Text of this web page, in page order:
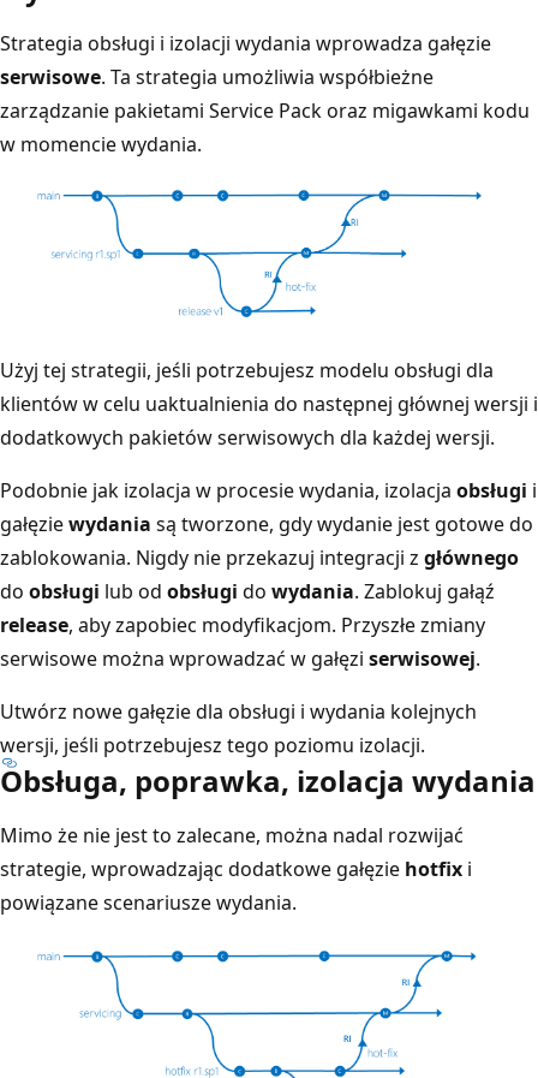
Strategia obsługi i izolacji wydania wprowadza gałęzie
serwisowe. Ta strategia umożliwia współbieżne
zarządzanie pakietami Service Pack oraz migawkami kodu
w momencie wydania.
Użyj tej strategii, jeśli potrzebujesz modelu obsługi dla
klientów w celu uaktualnienia do następnej głównej wersji i
dodatkowych pakietów serwisowych dla każdej wersji.
Podobnie jak izolacja w procesie wydania, izolacja obsługi i
gałęziewydania są tworzone, gdy wydanie jest gotowe do
zablokowania. Nigdy nie przekazuj integracji z głównego
do obsługi lub od obsługi do wydania. Zablokuj gałąź
release, aby zapobiec modyfikacjom. Przyszłe zmiany
serwisowe można wprowadzać w gałęzi serwisowej.
Utwórz nowe gałęzie dla obsługi i wydania kolejnych
wersji, jeśli potrzebujesz tego poziomu izolacji.
Obsługa, poprawka, izolacja wydania
Mimo że nie jest to zalecane, można nadal rozwijać
strategie, wprowadzając dodatkowe gałęzie hotfix i
powiązane scenariusze wydania.